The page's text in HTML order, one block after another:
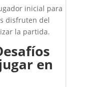
inicial para
disfruten del
la partida.
en